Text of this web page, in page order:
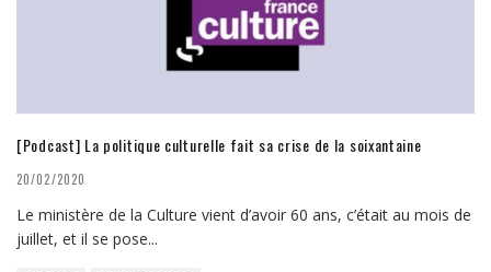
[Podcast] La politique culturelle fait sa crise de la soixantaine
20/02/2020
Le ministère de la Culture vient d’avoir 60 ans, c’était au mois de
juillet, et il se pose...